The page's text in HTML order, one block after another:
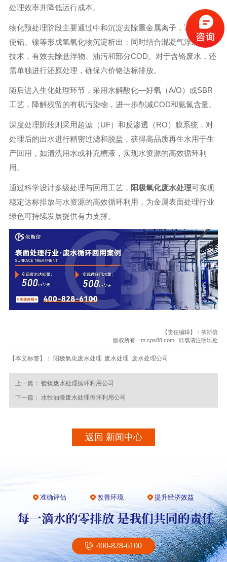
处理效率并降低运行成本。
物化预处理阶段主要通过中和沉淀去除重金属离子，调节pH值
使铝、镍等形成氢氧化物沉淀析出；同时结合混凝气浮或电解
技术，有效去除悬浮物、油污和部分COD。对于含铬废水，还
需单独进行还原处理，确保六价铬达标排放。
随后进入生化处理环节，采用水解酸化—好氧（A/O）或SBR
工艺，降解残留的有机污染物，进一步削减COD和氨氮含量。
深度处理阶段则采用超滤（UF）和反渗透（RO）膜系统，对
处理后的出水进行精密过滤和脱盐，获得高品质再生水用于生
产回用，如清洗用水或补充槽液，实现水资源的高效循环利
用。
通过科学设计多级处理与回用工艺， 阳极氧化废水处理可实现
稳定达标排放与水资源的高效循环利用，为金属表面处理行业
绿色可持续发展提供有力支撑。
【责任编辑】：依斯倍
版权所有：m.cps88.com 转载请注明出处
【本文标签】： 阳极氧化废水处理 废水处理 废水处理公司
上一篇： 镀镍废水处理循环利用公司
下一篇： 水性油漆废水处理循环利用公司
返回 新闻中心
准确评估 改善环境 提升经济效益
400-828-6100